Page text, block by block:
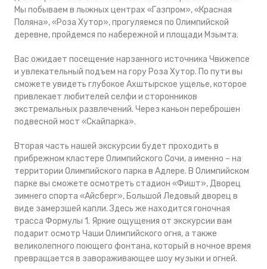
Мы побываем в лыжных центрах «Газпром», «Красная
Поляна», «Роза Хутор», прогуляемся по Олимпийской
деревне, пройдемся по набережной и площади Мзымта.
Вас ожидает посещение нарзанного источника Чвижепсе
и увлекательный подъем на гору Роза Хутор. По пути вы
сможете увидеть глубокое Ахштырское ущелье, которое
привлекает любителей селфи и сторонников
экстремальных развлечений. Через каньон переброшен
подвесной мост «Скайпарка».
Вторая часть нашей экскурсии будет проходить в
прибрежном кластере Олимпийского Сочи, а именно – на
территории Олимпийского парка в Адлере. В Олимпийском
парке вы сможете осмотреть стадион «Фишт», Дворец
зимнего спорта «Айсберг», Большой Ледовый дворец в
виде замерзшей капли. Здесь же находится гоночная
трасса Формулы 1. Яркие ощущения от экскурсии вам
подарит осмотр Чаши Олимпийского огня, а также
великолепного поющего фонтана, который в ночное время
превращается в завораживающее шоу музыки и огней.